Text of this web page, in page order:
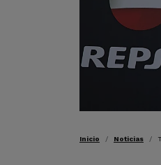
RUTA
Inicio Noticias